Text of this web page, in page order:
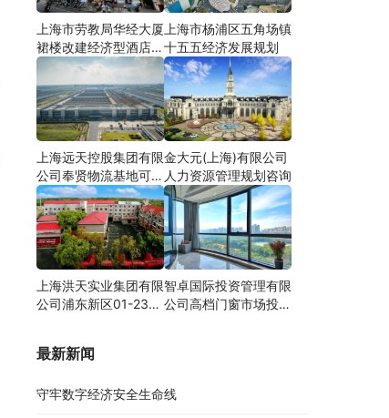
上海市劳教局华经大厦
裙楼改建经济型酒店可
研
上海市杨浦区五角场镇
十五五经济发展规划
上海远天控股集团有限
公司奉贤物流基地可行
性研究
金大元(上海)有限公司
人力资源管理规划咨询
上海洪天实业集团有限
公司浦东新区01-23地
智卓国际投资管理有限
公司高档门窗市场投资
最新新闻
守牢数字经济安全生命线